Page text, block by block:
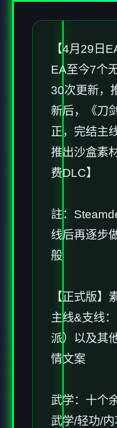
【4月29日
EA至今7个
30次更新，
新后，《刀
正，完结主
推出沙盒素
费DLC】
註：
线后再逐步
般
【正式版】
主线&支线
派）以及其
情文案
武学：十个
武学/轻功/